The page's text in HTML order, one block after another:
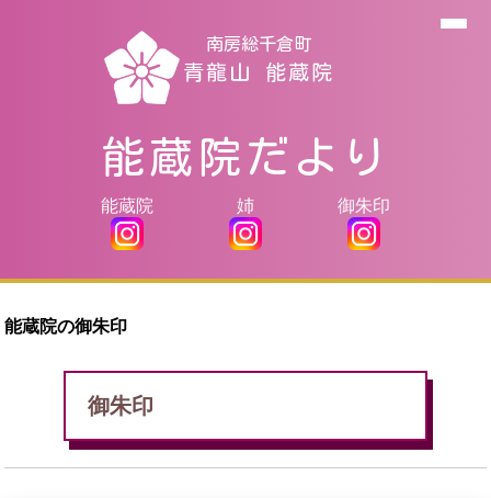
南房総千倉町
青龍山 能蔵院
能蔵院だより
能蔵院 姉 御朱印
能蔵院の御朱印
御朱印